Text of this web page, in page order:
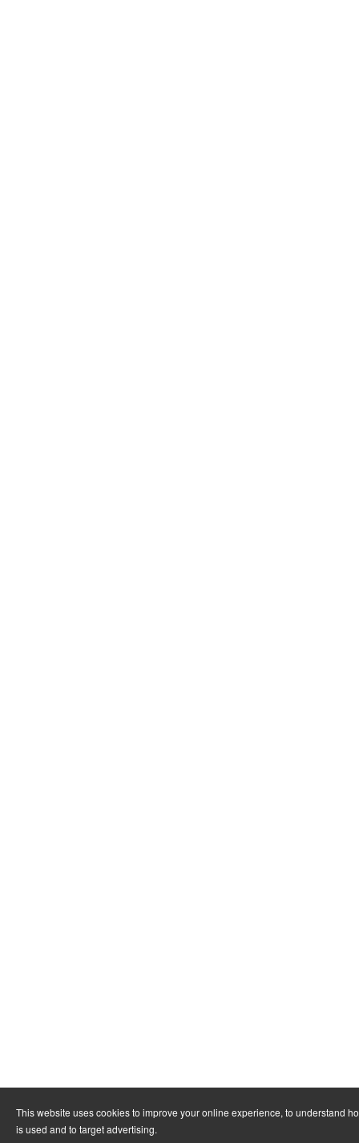
This website uses cookies to improve your online experience, to understand
is used and to target advertising.